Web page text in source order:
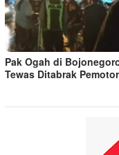
Pak Ogah di
Tewas Ditabrak Pemotor